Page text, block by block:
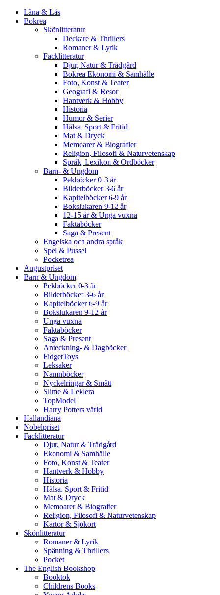
Låna & Läs
Bokrea
Skönlitteratur
Deckare & Thrillers
Romaner & Lyrik
Facklitteratur
Djur, Natur & Trädgård
Bokrea Ekonomi & Samhälle
Foto, Konst & Teater
Geografi & Resor
Hantverk & Hobby
Historia
Humor & Serier
Hälsa, Sport & Fritid
Mat & Dryck
Memoarer & Biografier
Religion, Filosofi & Naturvetenskap
Språk, Lexikon & Ordböcker
Barn- & Ungdom
Pekböcker 0-3 år
Bilderböcker 3-6 år
Kapitelböcker 6-9 år
Bokslukaren 9-12 år
12-15 år & Unga vuxna
Faktaböcker
Saga & Present
Engelska och andra språk
Spel & Pussel
Pocketrea
Augustpriset
Barn & Ungdom
Pekböcker 0-3 år
Bilderböcker 3-6 år
Kapitelböcker 6-9 år
Bokslukaren 9-12 år
Unga vuxna
Faktaböcker
Saga & Present
Anteckning- & Dagböcker
FidgetToys
Leksaker
Namnböcker
Nyckelringar & Smått
Slime & Leklera
TopModel
Harry Potters värld
Hallandiana
Nobelpriset
Facklitteratur
Djur, Natur & Trädgård
Ekonomi & Samhälle
Foto, Konst & Teater
Hantverk & Hobby
Historia
Hälsa, Sport & Fritid
Mat & Dryck
Memoarer & Biografier
Religion, Filosofi & Naturvetenskap
Kartor & Sjökort
Skönlitteratur
Romaner & Lyrik
Spänning & Thrillers
Pocket
The English Bookshop
Booktok
Childrens Books